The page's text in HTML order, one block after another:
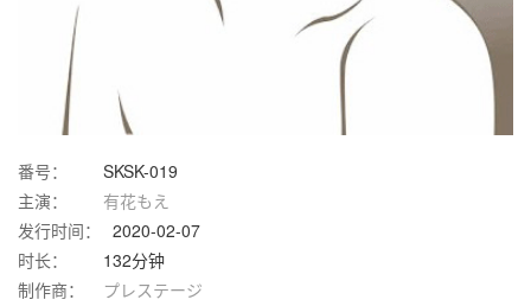
番号：
SKSK-019
主演：
有花もえ
发行时间：
2020-02-07
时长：
132分钟
制作商：
プレステージ